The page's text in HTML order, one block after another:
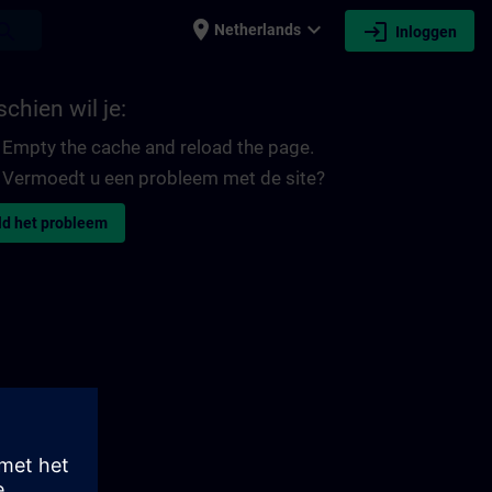
place Netherlands expand_more login Inloggen
wil je:
Empty the cache and reload the page.
Vermoedt u een probleem met de site?
het probleem